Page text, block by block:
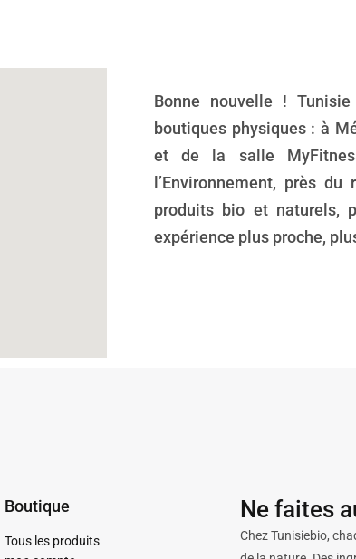
Bonne nouvelle !
boutiques physiques : à
et de la salle
l’Environnement, près
produits bio et naturels,
expérience plus proche,
Boutique
Tous les produits
Ne faites
Chez Tunisiebio,